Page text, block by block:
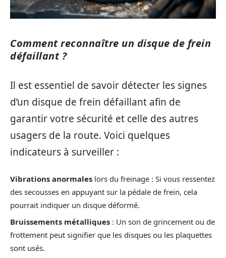
Comment reconnaître un disque de frein
défaillant ?
Il est essentiel de savoir détecter les signes
d’un disque de frein défaillant afin de
garantir votre sécurité et celle des autres
usagers de la route. Voici quelques
indicateurs à surveiller :
Vibrations anormales lors du freinage : Si vous ressentez
des secousses en appuyant sur la pédale de frein, cela
pourrait indiquer un disque déformé.
Bruissements métalliques : Un son de grincement ou de
frottement peut signifier que les disques ou les plaquettes
sont usés.